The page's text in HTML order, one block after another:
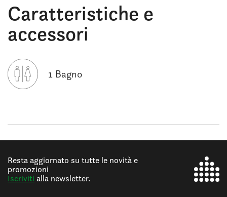
Caratteristiche e
accessori
1 Bagno
Resta aggiornato su tutte le novità e
promozioni
Iscriviti alla newsletter.